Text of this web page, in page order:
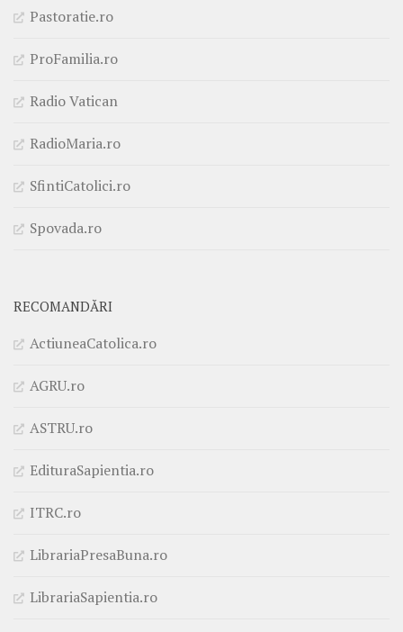
Pastoratie.ro
ProFamilia.ro
Radio Vatican
RadioMaria.ro
SfintiCatolici.ro
Spovada.ro
RECOMANDĂRI
ActiuneaCatolica.ro
AGRU.ro
ASTRU.ro
EdituraSapientia.ro
ITRC.ro
LibrariaPresaBuna.ro
LibrariaSapientia.ro